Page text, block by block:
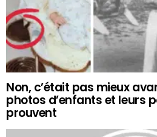
Non, c’était pas mieux
photos d’enfants et leurs
prouvent